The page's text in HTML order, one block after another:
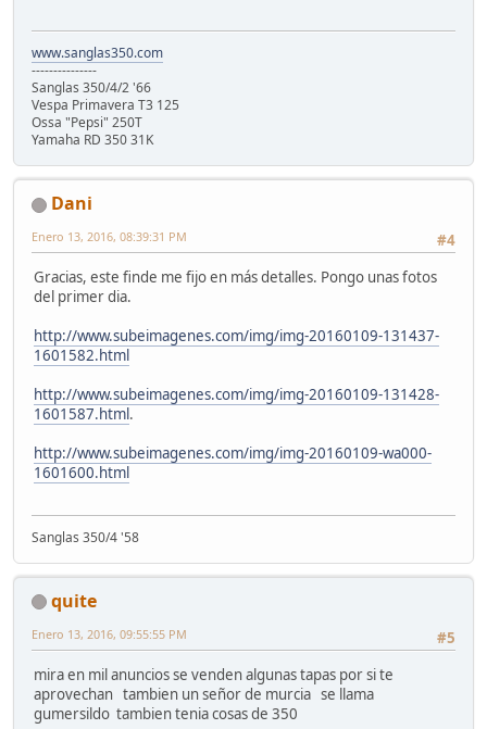
www.sanglas350.com
---------------
Sanglas 350/4/2 '66
Vespa Primavera T3 125
Ossa "Pepsi" 250T
Yamaha RD 350 31K
Dani
#4
Enero 13, 2016, 08:39:31 PM
Gracias, este finde me fijo en más detalles. Pongo unas fotos
del primer dia.
http://www.subeimagenes.com/img/img-20160109-131437-
1601582.html
http://www.subeimagenes.com/img/img-20160109-131428-
1601587.html .
http://www.subeimagenes.com/img/img-20160109-wa000-
1601600.html
Sanglas 350/4 '58
quite
#5
Enero 13, 2016, 09:55:55 PM
mira en mil anuncios se venden algunas tapas por si te
aprovechan tambien un señor de murcia se llama
gumersildo tambien tenia cosas de 350